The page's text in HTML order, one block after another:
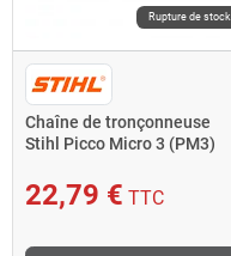
Rupture de stock
Chaîne de tronçonneuse
Stihl Picco Micro 3 (PM3)
22,79 € TTC